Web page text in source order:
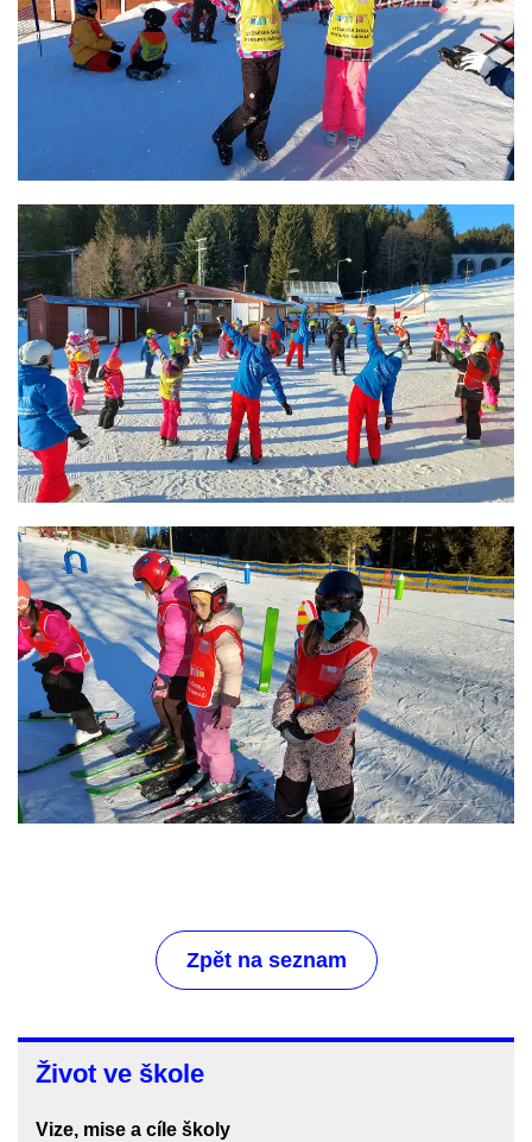
Život
ve
škole
Život ve škole
Vize, mise a cíle školy
Zpět na seznam